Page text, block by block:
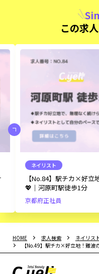
この求
ロン
ネイリスト
【No.289】未経
サロン💅｜姫路
兵庫県
HOME 求人検索
ネイリス
【No.49】駅チカ×好立地！難